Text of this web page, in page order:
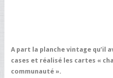
A part la planche vintage qu’il
cases et réalisé les cartes «
communauté ».